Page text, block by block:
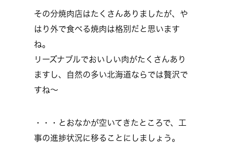
その分焼肉店はたくさんありましたが、や
はり外で食べる焼肉は格別だと思います
ね。
リーズナブルでおいしい肉がたくさんあり
ますし、自然の多い北海道ならでは贅沢で
すね～
・・・とおなかが空いてきたところで、工
事の進捗状況に移ることにしましょう。